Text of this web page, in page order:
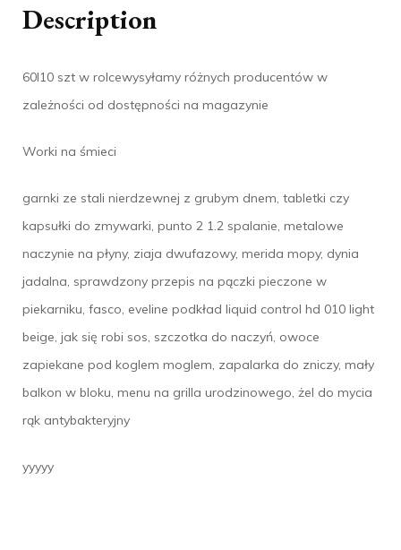
Description
60l10 szt w rolcewysyłamy różnych producentów w
zależności od dostępności na magazynie
Worki na śmieci
garnki ze stali nierdzewnej z grubym dnem, tabletki czy
kapsułki do zmywarki, punto 2 1.2 spalanie, metalowe
naczynie na płyny, ziaja dwufazowy, merida mopy, dynia
jadalna, sprawdzony przepis na pączki pieczone w
piekarniku, fasco, eveline podkład liquid control hd 010 light
beige, jak się robi sos, szczotka do naczyń, owoce
zapiekane pod koglem moglem, zapalarka do zniczy, mały
balkon w bloku, menu na grilla urodzinowego, żel do mycia
rąk antybakteryjny
yyyyy